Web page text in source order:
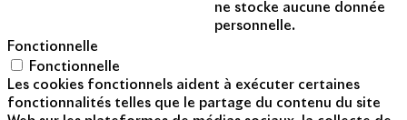
ne stocke aucune donnée
personnelle.
Fonctionnelle
Fonctionnelle
Les cookies fonctionnels aident à exécuter certaines
fonctionnalités telles que le partage du contenu du site